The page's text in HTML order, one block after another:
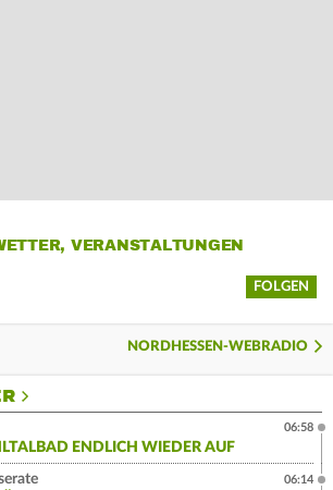
VERANSTALTUNGEN
FOLGEN
NORDHESSEN-WEBRADIO
ENDLICH WIEDER AUF
06:58
06:14